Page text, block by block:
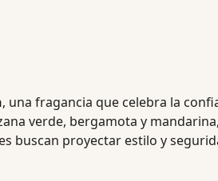
, una fragancia que celebra la
verde, bergamota y
buscan proyectar estilo y